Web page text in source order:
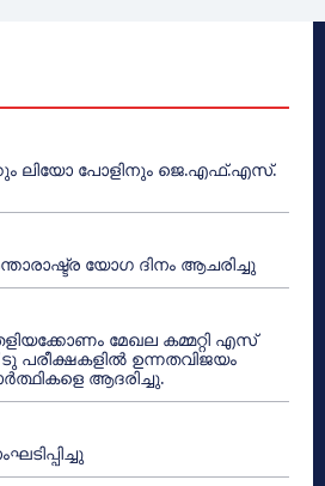
ലിയോ പോളിനും ജെ.എഫ്.എസ്.
യോഗ ദിനം ആചരിച്ചു
മേഖല കമ്മറ്റി എസ്
ഉന്നതവിജയം
ആദരിച്ചു.